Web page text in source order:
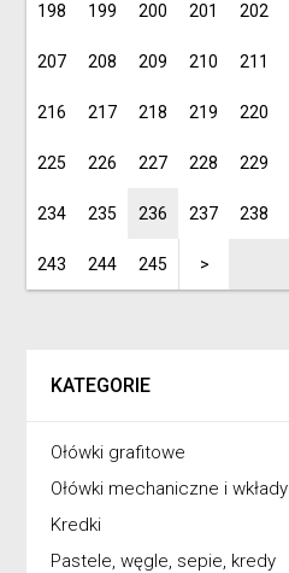
198 199 200 201 202
207 208 209 210 211
216 217 218 219 220
225 226 227 228 229
234 235 236 237 238
243 244 245 >
KATEGORIE
Ołówki grafitowe
Ołówki mechaniczne i wkłady
Kredki
Pastele, węgle, sepie, kredy